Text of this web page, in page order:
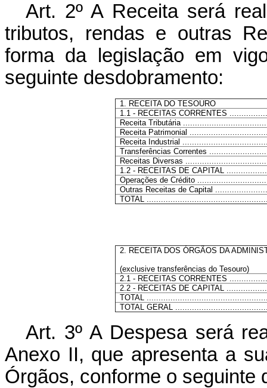
Art. 2º A Receita será
tributos, rendas e outras
forma da legislação em
seguinte desdobramento:
1. RECEITA DO TESOURO
1.1 - RECEITAS CORRENTES
Receita Tributária
Receita Patrimonial
Receita Industrial
Transferências Correntes
Receitas Diversas
1.2 - RECEITAS DE CAPITAL
Operações de Crédito
Outras Receitas de Capital
TOTAL
2. RECEITA DOS ÓRGÃOS DA
(exclusive transferências do Tesouro)
2.1 - RECEITAS CORRENTES
2.2 - RECEITAS DE CAPITAL
TOTAL
TOTAL GERAL
Art. 3º A Despesa será
Anexo II, que apresenta a
Órgãos, conforme o seguinte